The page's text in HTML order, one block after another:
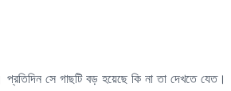
সে গাছটি বড় হয়েছে কি না তা দেখতে যেত।